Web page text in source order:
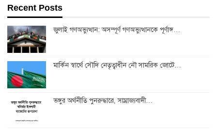
Recent Posts
জুলাই গণঅভ্যুত্থান: অসম্পূর্ণ গণঅভ্যুত্থানকে পূর্ণাঙ্গ…
মার্কিন স্বার্থে সৌদি নেতৃত্বাধীন নৌ সামরিক জোটে…
ভঙ্গুর অর্থনীতি পুনরুদ্ধারে, সাম্রাজ্যবাদী…